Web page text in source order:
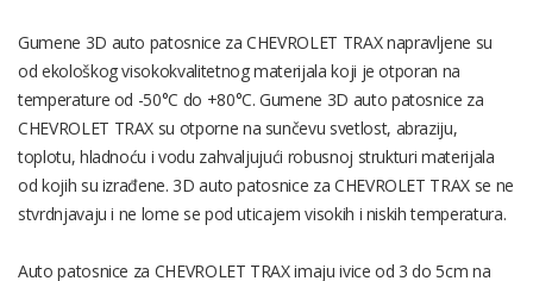
Gumene 3D auto patosnice za CHEVROLET TRAX napravljene su
od ekološkog visokokvalitetnog materijala koji je otporan na
temperature od -50°C do +80°C. Gumene 3D auto patosnice za
CHEVROLET TRAX su otporne na sunčevu svetlost, abraziju,
toplotu, hladnoću i vodu zahvaljujući robusnoj strukturi materijala
od kojih su izrađene. 3D auto patosnice za CHEVROLET TRAX se ne
stvrdnjavaju i ne lome se pod uticajem visokih i niskih temperatura.
Auto patosnice za CHEVROLET TRAX imaju ivice od 3 do 5cm na